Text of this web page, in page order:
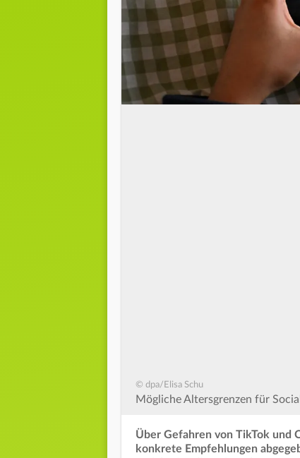
© dpa/Elisa Schu
Mögliche Altersgrenzen für
Über Gefahren von TikTok und
konkrete Empfehlungen